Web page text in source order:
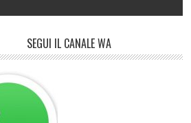
SEGUI IL CANALE WA